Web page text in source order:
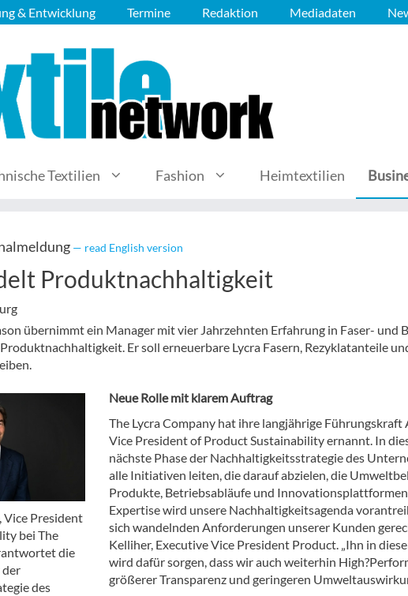
& Entwicklung Termine Redaktion Mediadaten
Textilien Fashion Heimtextilien
— read English version
Produktnachhaltigkeit
übernimmt ein Manager mit vier Jahrzehnten Erfahrung in Faser- und
Er soll erneuerbare Lycra Fasern, Rezyklatanteile
President
bei The
die
des
Neue Rolle mit klarem Auftrag
The Lycra Company hat ihre langjährige
Vice President of Product Sustainability ernannt. In
nächste Phase der Nachhaltigkeitsstrategie des
alle Initiativen leiten, die darauf abzielen, die
Produkte, Betriebsabläufe und
Expertise wird unsere Nachhaltigkeitsagenda
sich wandelnden Anforderungen unserer Kunden
Kelliher, Executive Vice President Product. „Ihn in
wird dafür sorgen, dass wir auch weiterhin
größerer Transparenz und geringeren